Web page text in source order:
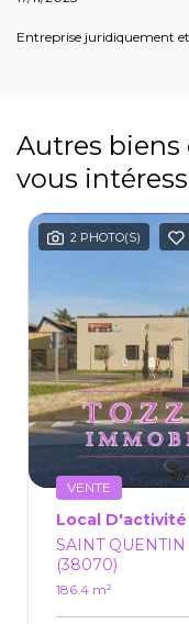
Entreprise juridiquement
Autres
vous
2 PHOTO(S)
VENTE
SAINT
(38070)
186.4 m²